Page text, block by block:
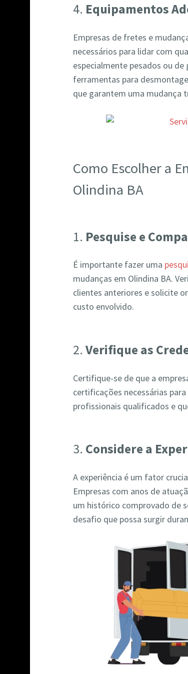
4. Equipamentos
Empresas de fretes e
necessários para lidar com
especialmente pesados ou
ferramentas para
que garantem uma mudança
Como Escolher a
Olindina BA
1. Pesquise e
É importante fazer uma
mudanças em Olindina BA.
clientes anteriores e solicite
custo envolvido.
2.Verifique as
Certifique-se de que a
certificações necessárias
profissionais qualificados e
3. Considere a
A experiência é um fator
Empresas com anos de
um histórico comprovado de
desafio que possa surgir